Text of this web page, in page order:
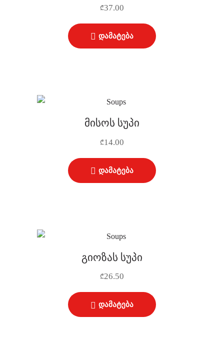
₾37.00
დამატება
მისოს სუპი
₾14.00
დამატება
გიოზას სუპი
₾26.50
დამატება